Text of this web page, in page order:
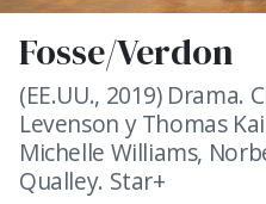
Fosse/Verdon
(EE.UU., 2019) Drama.
Levenson y Thomas
Michelle Williams,
Qualley. Star+